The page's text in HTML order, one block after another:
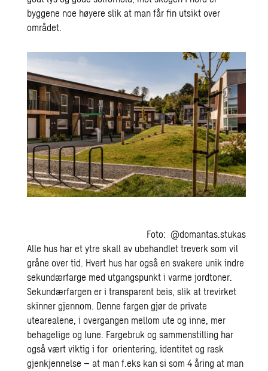
byggene noe høyere slik at man får fin utsikt over
området.
Foto: @domantas.stukas
Alle hus har et ytre skall av ubehandlet treverk som vil
gråne over tid. Hvert hus har også en svakere unik indre
sekundærfarge med utgangspunkt i varme jordtoner.
Sekundærfargen er i transparent beis, slik at trevirket
skinner gjennom. Denne fargen gjør de private
utearealene, i overgangen mellom ute og inne, mer
behagelige og lune. Fargebruk og sammenstilling har
også vært viktig i for orientering, identitet og rask
gjenkjennelse – at man f.eks kan si som 4 åring at man